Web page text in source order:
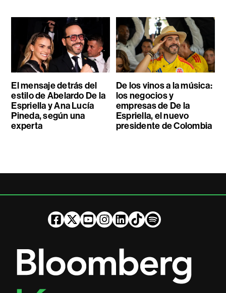
El mensaje detrás del
estilo de Abelardo De la
Espriella y Ana Lucía
Pineda, según una
experta
De los vinos a la música:
los negocios y
empresas de De la
Espriella, el nuevo
presidente de Colombia